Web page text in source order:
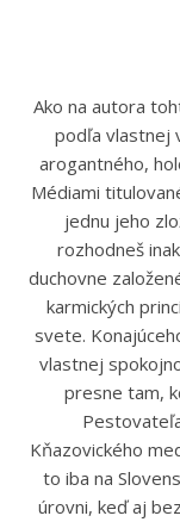
Ako na autora
podľa vlastnej
arogantného,
Médiami
jednu jeho
rozhodneš
duchovne
karmických
svete.
vlastnej
presne tam,
Kňazovického
to iba na
úrovni, keď aj